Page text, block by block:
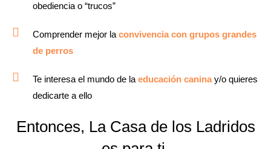
obediencia o “trucos”
Comprender mejor la convivencia con grupos grandes
de perros
Te interesa el mundo de la educación caninay/o quieres
dedicarte a ello
Entonces, La Casa de los Ladridos